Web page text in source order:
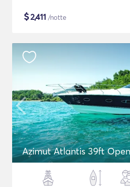
$2,411 /notte
Azimut Atlantis 39ft Open